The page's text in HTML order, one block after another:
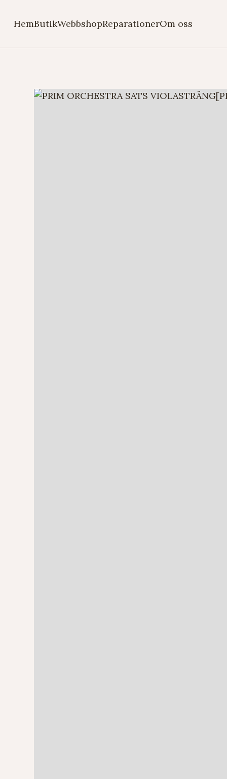
HemButikWebbshopReparationerOm oss